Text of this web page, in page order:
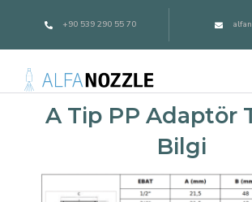
+90 539 290 55 70
A Tip PP Adaptör
Bilgi